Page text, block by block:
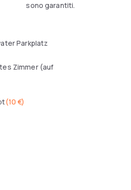
sono garantiti.
Parkplatz
Zimmer (auf
(10 €)